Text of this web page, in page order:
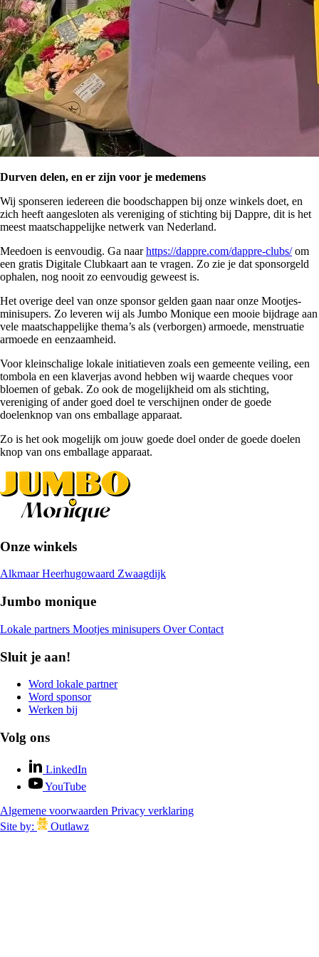
Durven delen, en er zijn voor je medemens
Wij sponseren iedereen die boodschappen bij onze winkels doet, en
zich heeft aangesloten als vereniging of stichting bij Dappre, dit is het
meest maatschappelijke netwerk van Nederland.
Meedoen is eenvoudig. Ga naarhttps://dappre.com/dappre-clubs/om
een gratis Digitale Clubkaart aan te vragen. Zo zie je dat sponsorgeld
ophalen, nog nooit zo eenvoudig geweest is.
Het overige deel van onze sponsor gelden gaan naar onze Mootjes-
minisupers. Zo leveren wij als Jumbo Monique een mooie bijdrage aan
vele maatschappelijke thema’s als (verborgen) armoede, menstruatie
armoede en eenzaamheid.
Voor kleinschalige lokale initiatieven zoals een gemeente veiling, een
tombola en een klaverjas avond hebben wij waarde cheques voor
bloemen of gebak. Zo ook de mogelijkheid om als stichting,
vereniging of ander goed doel te verschijnen onder de goede
doelenknop van ons emballage apparaat.
Zo is het ook mogelijk om jouw goede doel onder de goede doelen
knop van ons emballage apparaat.
Onze winkels
AlkmaarHeerhugowaard Zwaagdijk
Jumbo monique
Lokale partners Mootjes minisupers OverContact
Sluit je aan!
Word lokale partner
Word sponsor
Werken bij
Volg ons
LinkedIn
YouTube
Algemene voorwaarden Privacy verklaring
Site by:
Outlawz